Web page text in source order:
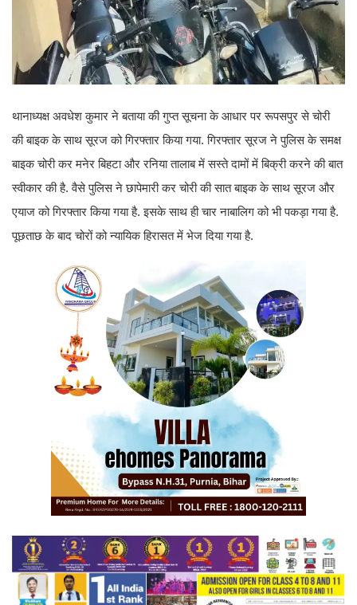
थानाध्यक्ष अवधेश कुमार ने बताया की गुप्त सूचना के आधार पर रूपसपुर से चोरी
की बाइक के साथ सूरज को गिरफ्तार किया गया. गिरफ्तार सूरज ने पुलिस के समक्ष
बाइक चोरी कर मनेर बिहटा और रनिया तालाब में सस्ते दामों में बिक्री करने की बात
स्वीकार की है. वैसे पुलिस ने छापेमारी कर चोरी की सात बाइक के साथ सूरज और
एयाज को गिरफ्तार किया गया है. इसके साथ ही चार नाबालिग को भी पकड़ा गया है.
पूछताछ के बाद चोरों को न्यायिक हिरासत में भेज दिया गया है.